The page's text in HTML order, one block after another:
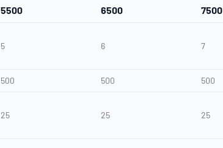
5500 6500 7500
5 6 7
500 500 500
25 25 25